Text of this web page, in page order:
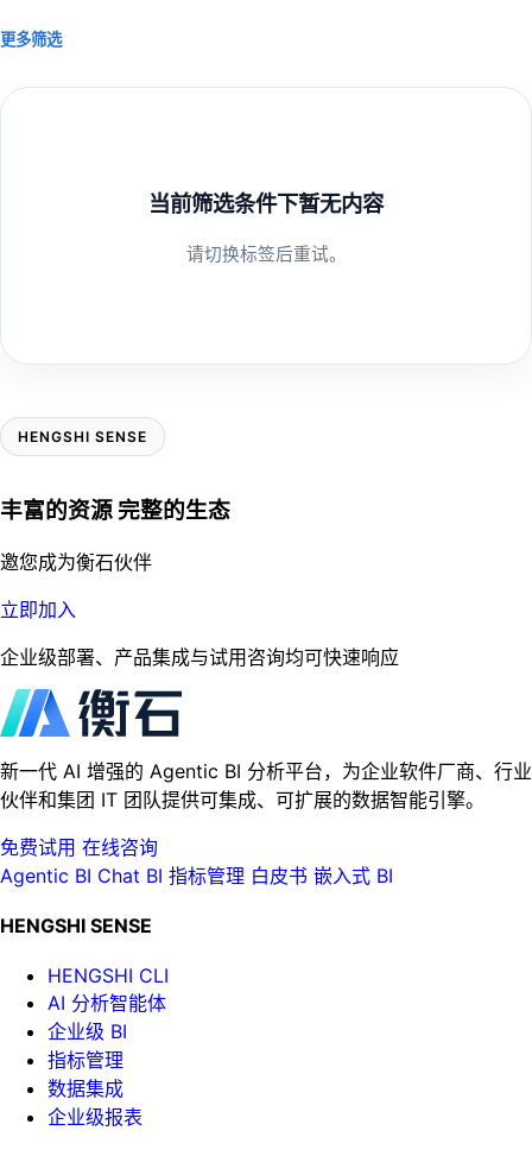
更多筛选
当前筛选条件下暂无内容
请切换标签后重试。
HENGSHI SENSE
丰富的资源 完整的生态
邀您成为衡石伙伴
立即加入
企业级部署、产品集成与试用咨询均可快速响应
新一代 AI 增强的 Agentic BI 分析平台，为企业软件厂商、行业
伙伴和集团 IT 团队提供可集成、可扩展的数据智能引擎。
免费试用 在线咨询
Agentic BI Chat BI 指标管理 白皮书 嵌入式 BI
HENGSHI SENSE
HENGSHI CLI
AI 分析智能体
企业级 BI
指标管理
数据集成
企业级报表